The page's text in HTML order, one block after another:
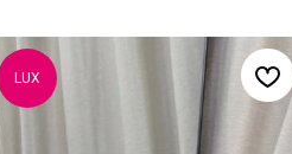
LUX